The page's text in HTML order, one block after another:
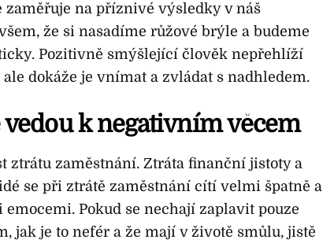
zaměřuje na příznivé výsledky v náš
že si nasadíme růžové brýle a budeme
Pozitivně smýšlející člověk nepřehlíží
dokáže je vnímat a zvládat s nadhledem.
k negativním věcem
ztrátu zaměstnání. Ztráta finanční jistoty a
se při ztrátě zaměstnání cítí velmi špatně a
Pokud se nechají zaplavit pouze
jak je to nefér a že mají v životě smůlu, jistě